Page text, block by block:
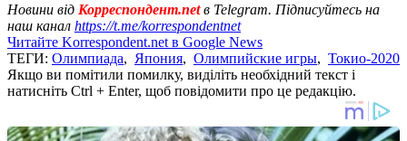
Новини від Корреспондент.netв Telegram. Підписуйтесь на
наш канал https://t.me/korrespondentnet
Читайте Korrespondent.net в Google News
ТЕГИ: Олимпиада, Япония, Олимпийские игры, Токио-2020
Якщо ви помітили помилку, виділіть необхідний текст і
натисніть Ctrl + Enter, щоб повідомити про це редакцію.